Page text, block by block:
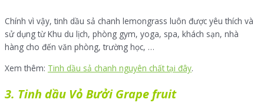
Chính vì vậy, tinh dầu sả chanh lemongrass luôn được yêu thích và
sử dụng từ Khu du lịch, phòng gym, yoga, spa, khách sạn, nhà
hàng cho đến văn phòng, trường học, …
Xem thêm: Tinh dầu sả chanh nguyên chất tại đây.
3. Tinh dầu Vỏ Bưởi Grape fruit